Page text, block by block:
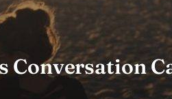
Conversation